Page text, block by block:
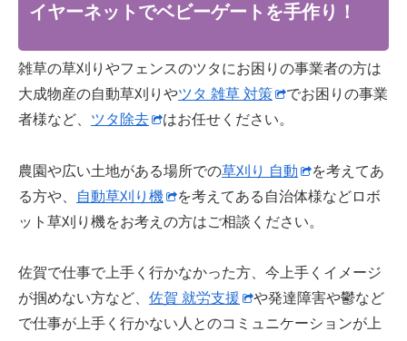
イヤーネットでベビーゲートを手作り！
雑草の草刈りやフェンスのツタにお困りの事業者の方は
大成物産の自動草刈りやツタ 雑草 対策
でお困りの事業
者様など、 ツタ除去 はお任せください。
農園や広い土地がある場所での草刈り 自動
を考えてあ
る方や、
自動草刈り機
を考えてある自治体様などロボ
ット草刈り機をお考えの方はご相談ください。
佐賀で仕事で上手く行かなかった方、今上手くイメージ
が掴めない方など、 佐賀 就労支援
や発達障害や鬱など
で仕事が上手く行かない人とのコミュニケーションが上